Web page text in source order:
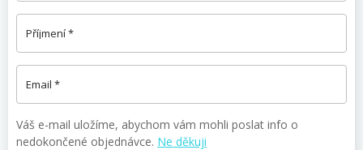
Příjmení*
Email *
Váš e-mail uložíme, abychom vám mohli poslat info o
nedokončené objednávce. Ne děkuji